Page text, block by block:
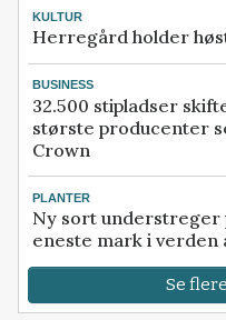
KULTUR
Herregård holder
BUSINESS
32.500 stipladser
største producenter
Crown
PLANTER
Ny sort understreger
eneste mark i verden
Se